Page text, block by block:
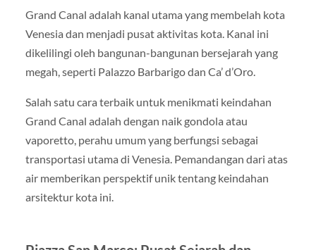
Grand Canal adalah kanal utama yang membelah kota
Venesia dan menjadi pusat aktivitas kota. Kanal ini
dikelilingi oleh bangunan-bangunan bersejarah yang
megah, seperti Palazzo Barbarigo dan Ca’ d’Oro.
Salah satu cara terbaik untuk menikmati keindahan
Grand Canal adalah dengan naik gondola atau
vaporetto, perahu umum yang berfungsi sebagai
transportasi utama di Venesia. Pemandangan dari atas
air memberikan perspektif unik tentang keindahan
arsitektur kota ini.